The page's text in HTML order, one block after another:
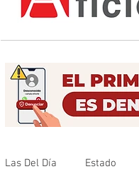
Las Del Día Estado